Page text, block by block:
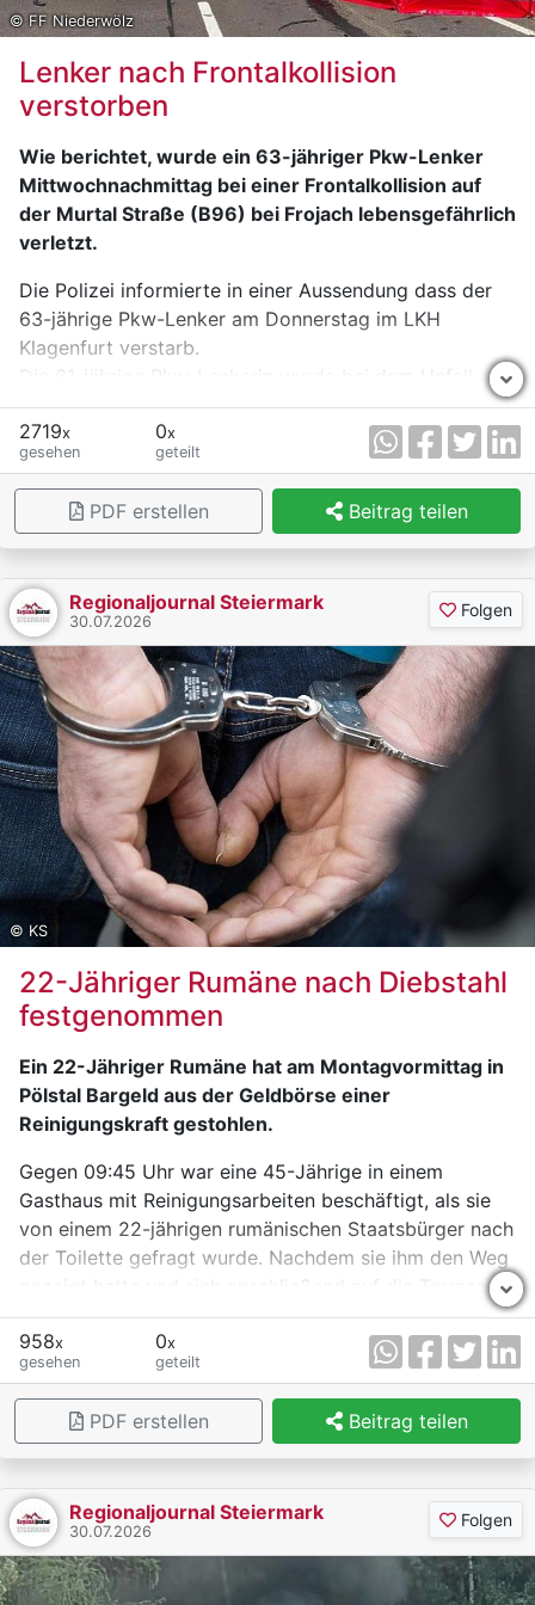
© FF Niederwölz
Lenker nach Frontalkollision
verstorben
Wie berichtet, wurde ein 63-jähriger Pkw-Lenker
Mittwochnachmittag bei einer Frontalkollision auf
der Murtal Straße (B96) bei Frojach lebensgefährlich
verletzt.
Die Polizei informierte in einer Aussendung dass der
63-jährige Pkw-Lenker am Donnerstag im LKH
Klagenfurt verstarb.
Die 61-jährige Pkw-Lenkerin wurde bei dem Unfall
leicht, die 90-jährige Beifahrerin schwer verletzt.
2719x
gesehen
0x
geteilt
PDF erstellen Beitrag teilen
Regionaljournal Steiermark
30.07.2026
Folgen
© KS
22-Jähriger Rumäne nach Diebstahl
festgenommen
Ein 22-Jähriger Rumäne hat am Montagvormittag in
Pölstal Bargeld aus der Geldbörse einer
Reinigungskraft gestohlen.
Gegen 09:45 Uhr war eine 45-Jährige in einem
Gasthaus mit Reinigungsarbeiten beschäftigt, als sie
von einem 22-jährigen rumänischen Staatsbürger nach
der Toilette gefragt wurde. Nachdem sie ihm den Weg
gezeigt hatte und sich anschließend auf die Terrasse
begeben hatte, soll der Mann Bargeld aus ihrer am
Tresen abgestellten Tasche gestohlen haben.
Als die Frau bemerkte, dass sich der Mann nicht mehr
im Gasthaus befand und Bargeld aus ihrer Geldbörse
fehlte, stellte sie ihn auf dem Parkplatz zur Rede. Zu
gemeinsam mit zwei weiteren rumänischen
Staatsbürgern in einem Pkw. Der Tatverdächtige
bestritt den Diebstahl.
958x
gesehen
0x
geteilt
PDF erstellen Beitrag teilen
Regionaljournal Steiermark
30.07.2026
Folgen